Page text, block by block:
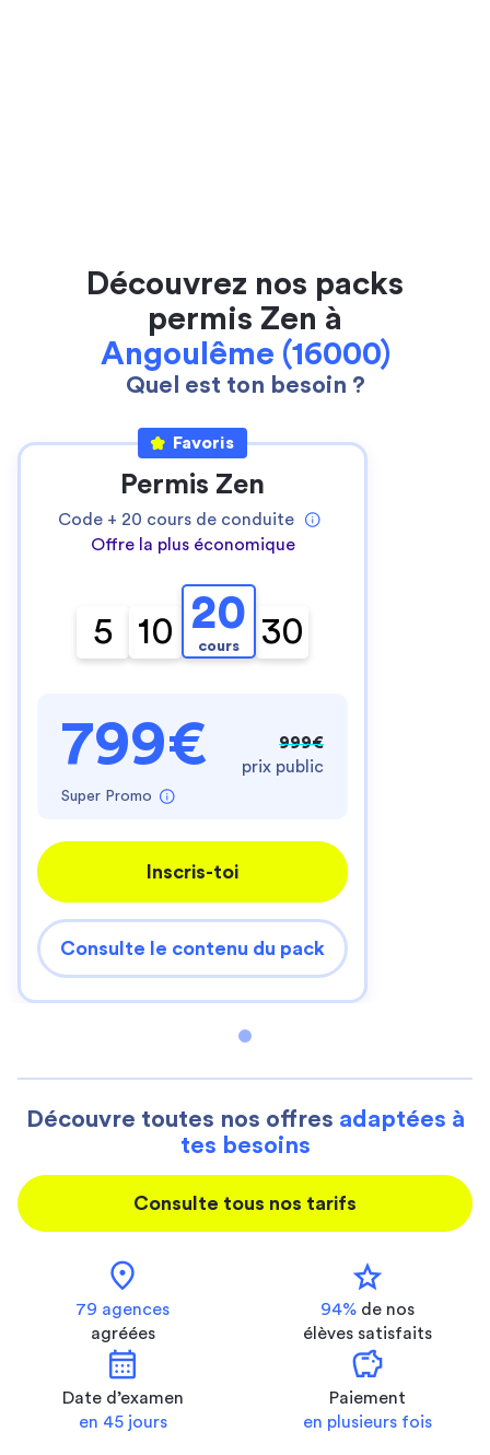
Découvrez nos packs
permis Zen à
Angoulême (16000)
Quel est ton besoin ?
Favoris
Permis Zen
Code + 20 cours de conduite
Offre la plus économique
5 10 20
cours 30
799€
Super Promo
999€
prix public
Inscris-toi
Consulte le contenu du pack
Découvre toutes nos offres adaptées à
tes besoins
Consulte tous nos tarifs
location_on
79 agences
agréées
star
94% de nos
élèves satisfaits
calendar_month
Date d’examen
en 45 jours
savings
Paiement
en plusieurs fois